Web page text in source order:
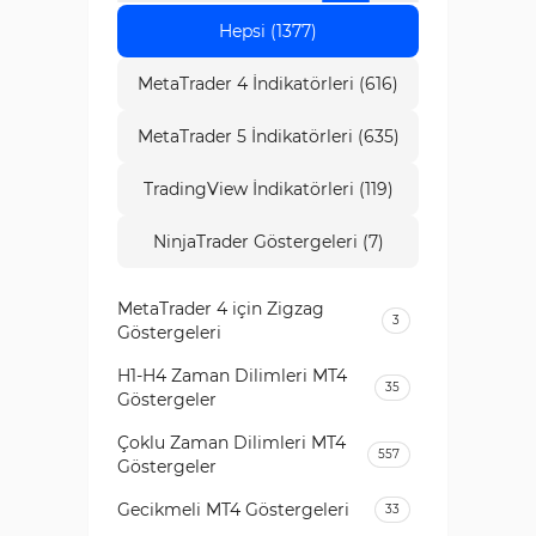
Hepsi (1377)
MetaTrader 4 İndikatörleri (616)
MetaTrader 5 İndikatörleri (635)
TradingView İndikatörleri (119)
NinjaTrader Göstergeleri (7)
MetaTrader 4 için Zigzag
Göstergeleri
3
H1-H4 Zaman Dilimleri MT4
Göstergeler
35
Çoklu Zaman Dilimleri MT4
Göstergeler
557
Gecikmeli MT4 Göstergeleri 33